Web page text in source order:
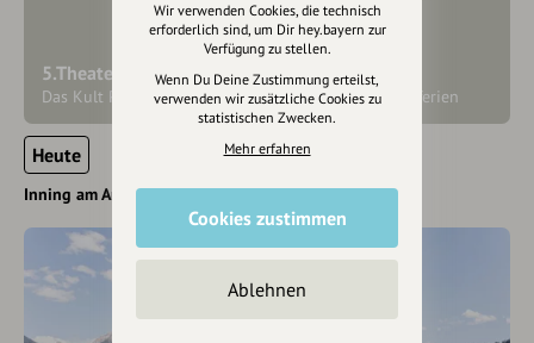
5.Theatersommer am Ammersee
Das Kult Puppentheater zu den Bayrischen Sommerferien
Heute
Inning am Ammersee
Wir verwenden Cookies, die technisch
erforderlich sind, um Dir hey.bayern zur
Verfügung zu stellen.
Wenn Du Deine Zustimmung erteilst,
verwenden wir zusätzliche Cookies zu
statistischen Zwecken.
Mehr erfahren
Cookies zustimmen
Ablehnen